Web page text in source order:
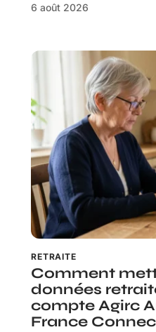
6 août 2026
RETRAITE
Comment
données
compte Agirc
France